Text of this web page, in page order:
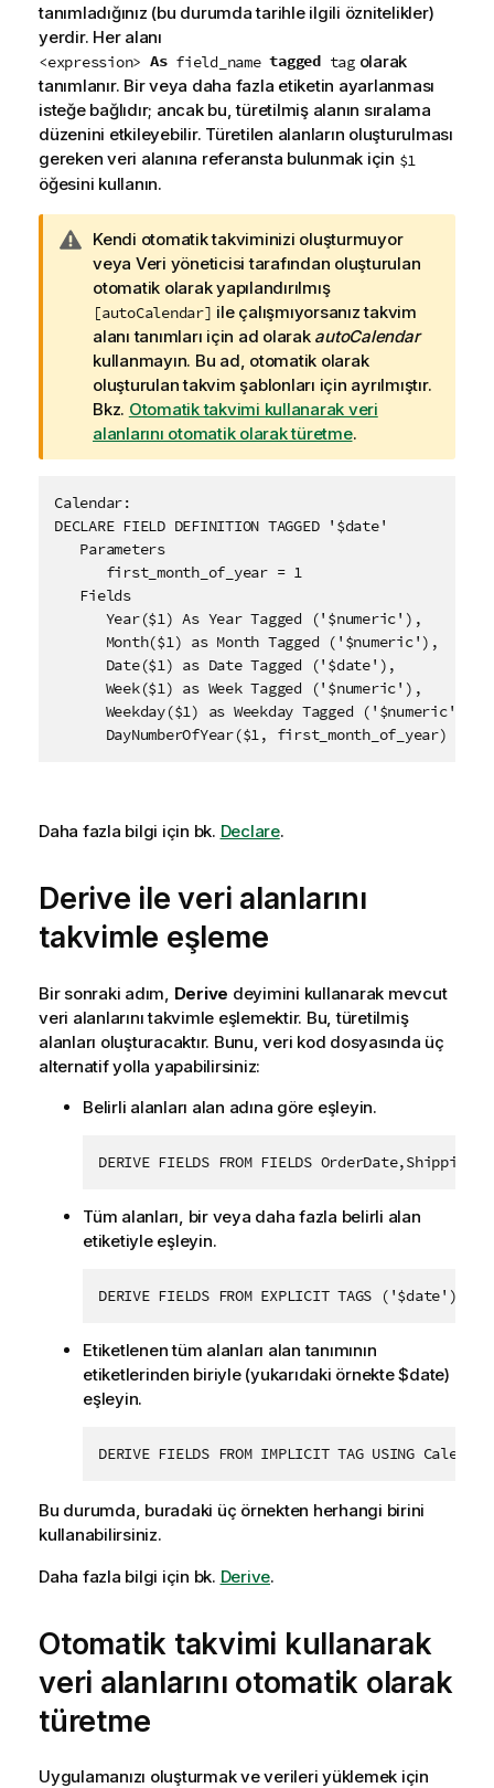
tanımladığınız (bu durumda tarihle ilgili öznitelikler)
yerdir. Her alanı
<expression> As field_name tagged tagolarak
tanımlanır. Bir veya daha fazla etiketin ayarlanması
isteğe bağlıdır; ancak bu, türetilmiş alanın sıralama
düzenini etkileyebilir. Türetilen alanların oluşturulması
gereken veri alanına referansta bulunmak için $1
öğesini kullanın.
U
y
a
r
ı
n
o
t
u
Kendi otomatik takviminizi oluşturmuyor
veya Veri yöneticisi tarafından oluşturulan
otomatik olarak yapılandırılmış
[autoCalendar] ile çalışmıyorsanız takvim
alanı tanımları için ad olarak autoCalendar
kullanmayın. Bu ad, otomatik olarak
oluşturulan takvim şablonları için ayrılmıştır.
Bkz. Otomatik takvimi kullanarak veri
alanlarını otomatik olarak türetme.
Calendar:
DECLARE FIELD DEFINITION TAGGED '$date'
   Parameters
      first_month_of_year = 1
   Fields
      Year($1) As Year Tagged ('$numeric'),
      Month($1) as Month Tagged ('$numeric'),
      Date($1) as Date Tagged ('$date'),
      Week($1) as Week Tagged ('$numeric'),
      Weekday($1) as Weekday Tagged ('$numeric'),
DayNumberOfYear($1, first_month_of_year) as
Daha fazla bilgi için bk. Declare.
Derive ile veri alanlarını
takvimle eşleme
Bir sonraki adım, Derive deyimini kullanarak mevcut
veri alanlarını takvimle eşlemektir. Bu, türetilmiş
alanları oluşturacaktır. Bunu, veri kod dosyasında üç
alternatif yolla yapabilirsiniz:
Belirli alanları alan adına göre eşleyin.
DERIVE FIELDS FROM FIELDS
Tüm alanları, bir veya daha fazla belirli alan
etiketiyle eşleyin.
DERIVE FIELDS FROM EXPLICIT TAGS ('$date')
Etiketlenen tüm alanları alan tanımının
etiketlerinden biriyle (yukarıdaki örnekte$date)
eşleyin.
DERIVE FIELDS FROM IMPLICIT TAG USING
Bu durumda, buradaki üç örnekten herhangi birini
kullanabilirsiniz.
Daha fazla bilgi için bk. Derive.
Otomatik takvimi kullanarak
veri alanlarını otomatik olarak
türetme
Uygulamanızı oluşturmak ve verileri yüklemek için